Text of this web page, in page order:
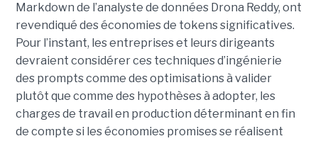
Markdown de l’analyste de données Drona Reddy, ont
revendiqué des économies de tokens significatives.
Pour l’instant, les entreprises et leurs dirigeants
devraient considérer ces techniques d’ingénierie
des prompts comme des optimisations à valider
plutôt que comme des hypothèses à adopter, les
charges de travail en production déterminant en fin
de compte si les économies promises se réalisent